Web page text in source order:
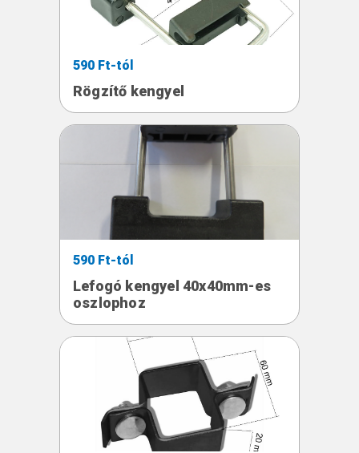
590 Ft-tól
Rögzítő kengyel
590 Ft-tól
Lefogó kengyel 40x40mm-es
oszlophoz